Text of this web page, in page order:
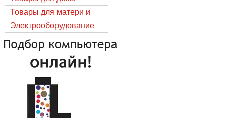
Товары для матери и
ребёнка
Электрооборудование